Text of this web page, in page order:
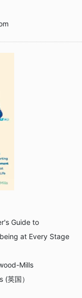
Guide to
at Every Stage
Mills
英国）